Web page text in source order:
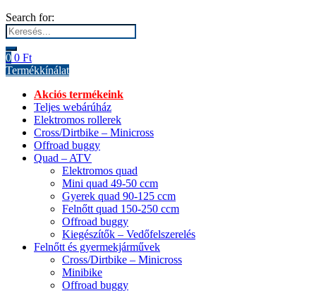
Search for:
0 0 Ft
Termékkínálat
Akciós termékeink
Teljes webárúház
Elektromos rollerek
Cross/Dirtbike – Minicross
Offroad buggy
Quad – ATV
Elektromos quad
Mini quad 49-50 ccm
Gyerek quad 90-125 ccm
Felnőtt quad 150-250 ccm
Offroad buggy
Kiegészítők – Vedőfelszerelés
Felnőtt és gyermekjárművek
Cross/Dirtbike – Minicross
Minibike
Offroad buggy